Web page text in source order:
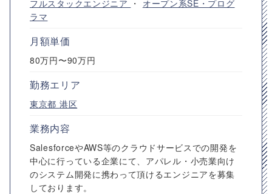
フルスタックエンジニア ・ オープン系SE・プログ
ラマ
月額単価
80万円〜90万円
勤務エリア
東京都 港区
業務内容
SalesforceやAWS等のクラウドサービスでの開発を
中心に行っている企業にて、アパレル・小売業向け
のシステム開発に携わって頂けるエンジニアを募集
しております。